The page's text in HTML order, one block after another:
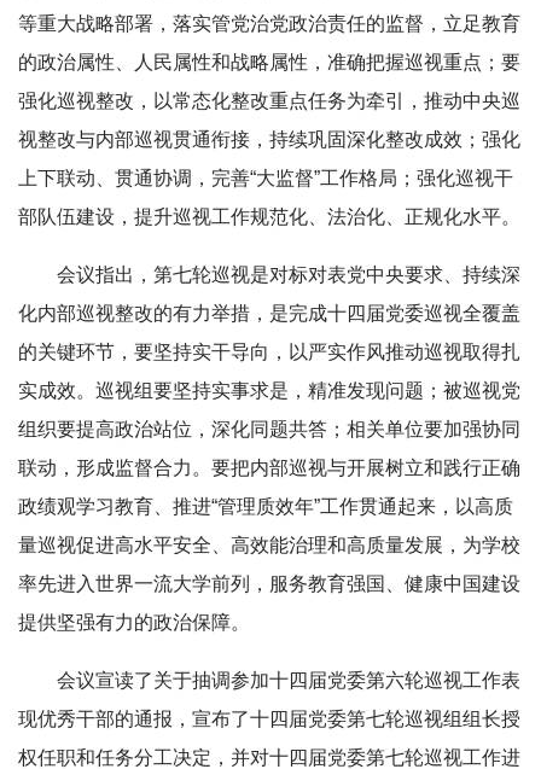
等重大战略部署，落实管党治党政治责任的监督，立足教育
的政治属性、人民属性和战略属性，准确把握巡视重点；要
强化巡视整改，以常态化整改重点任务为牵引，推动中央巡
视整改与内部巡视贯通衔接，持续巩固深化整改成效；强化
上下联动、贯通协调，完善“大监督”工作格局；强化巡视干
部队伍建设，提升巡视工作规范化、法治化、正规化水平。
会议指出，第七轮巡视是对标对表党中央要求、持续深
化内部巡视整改的有力举措，是完成十四届党委巡视全覆盖
的关键环节，要坚持实干导向，以严实作风推动巡视取得扎
实成效。巡视组要坚持实事求是，精准发现问题；被巡视党
组织要提高政治站位，深化同题共答；相关单位要加强协同
联动，形成监督合力。要把内部巡视与开展树立和践行正确
政绩观学习教育、推进“管理质效年”工作贯通起来，以高质
量巡视促进高水平安全、高效能治理和高质量发展，为学校
率先进入世界一流大学前列，服务教育强国、健康中国建设
提供坚强有力的政治保障。
会议宣读了关于抽调参加十四届党委第六轮巡视工作表
现优秀干部的通报，宣布了十四届党委第七轮巡视组组长授
权任职和任务分工决定，并对十四届党委第七轮巡视工作进